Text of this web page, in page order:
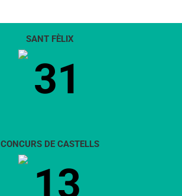
SANT FÈLIX
31
CONCURS DE CASTELLS
13